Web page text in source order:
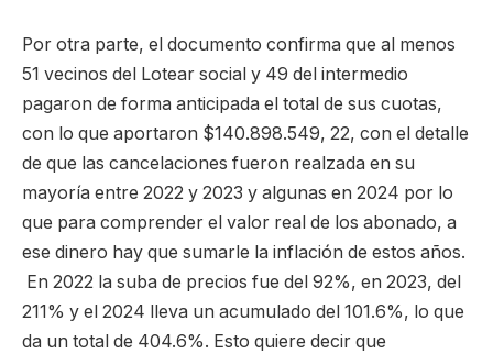
Por otra parte, el documento confirma que al menos
51 vecinos del Lotear social y 49 del intermedio
pagaron de forma anticipada el total de sus cuotas,
con lo que aportaron $140.898.549, 22, con el detalle
de que las cancelaciones fueron realzada en su
mayoría entre 2022 y 2023 y algunas en 2024 por lo
que para comprender el valor real de los abonado, a
ese dinero hay que sumarle la inflación de estos años.
En 2022 la suba de precios fue del 92%, en 2023, del
211% y el 2024 lleva un acumulado del 101.6%, lo que
da un total de 404.6%. Esto quiere decir que